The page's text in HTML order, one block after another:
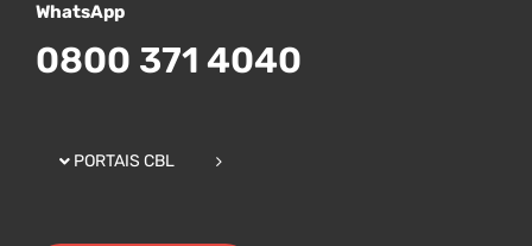
WhatsApp
0800 371 4040
PORTAIS CBL